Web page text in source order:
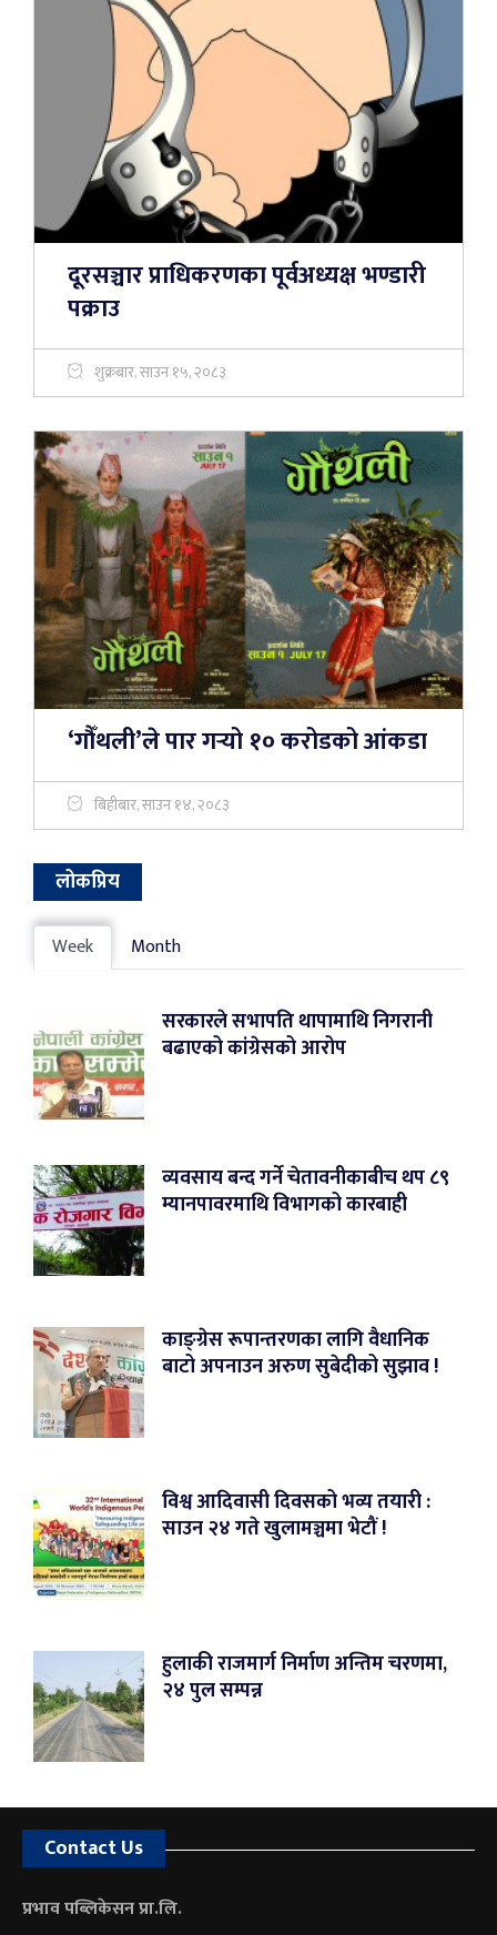
दूरसञ्चार प्राधिकरणका पूर्वअध्यक्ष भण्डारी
पक्राउ
शुक्रबार, साउन १५, २०८३
‘गौँथली’ले पार गर्‍यो १० करोडको आंकडा
बिहीबार, साउन १४, २०८३
लोकप्रिय
Week Month
सरकारले सभापति थापामाथि निगरानी
बढाएको कांग्रेसको आरोप
व्यवसाय बन्द गर्ने चेतावनीकाबीच थप ८९
म्यानपावरमाथि विभागको कारबाही
काङ्ग्रेस रूपान्तरणका लागि वैधानिक
बाटो अपनाउन अरुण सुबेदीको सुझाव !
विश्व आदिवासी दिवसको भव्य तयारी :
साउन २४ गते खुलामञ्चमा भेटौं !
हुलाकी राजमार्ग निर्माण अन्तिम चरणमा,
२४ पुल सम्पन्न
Contact Us
प्रभाव पब्लिकेसन प्रा.लि.